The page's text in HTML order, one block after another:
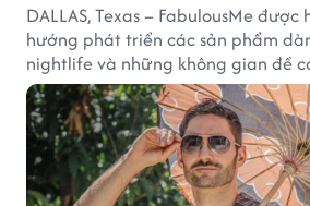
DALLAS, Texas – FabulousMe
hướng phát triển các sản phẩm
nightlife và những không gian đề
hiện bản thân. Trong quá trình
quạt cầm tay trở thành dòng sản
thành công ban đầu, giúp
rộng mức độ hiện diện trên thị